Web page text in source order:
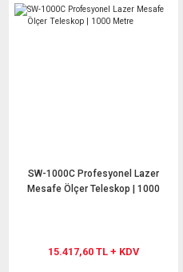
SW-1000C Profesyonel Lazer
Mesafe Ölçer Teleskop | 1000
15.417,60 TL + KDV